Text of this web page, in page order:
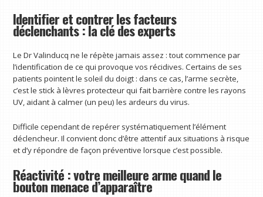
Identifier et contrer les facteurs
déclenchants : la clé des experts
Le Dr Valinducq ne le répète jamais assez : tout commence par
l’identification de ce qui provoque vos récidives. Certains de ses
patients pointent le soleil du doigt : dans ce cas, l’arme secrète,
c’est le stick à lèvres protecteur qui fait barrière contre les rayons
UV, aidant à calmer (un peu) les ardeurs du virus.
Difficile cependant de repérer systématiquement l’élément
déclencheur. Il convient donc d’être attentif aux situations à risque
et d’y répondre de façon préventive lorsque c’est possible.
Réactivité : votre meilleure arme quand le
bouton menace d’apparaître